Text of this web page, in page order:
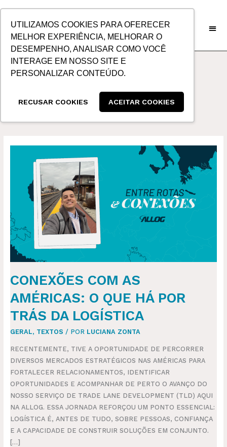
UTILIZAMOS COOKIES PARA OFERECER
MELHOR EXPERIÊNCIA, MELHORAR O
DESEMPENHO, ANALISAR COMO VOCÊ
INTERAGE EM NOSSO SITE E
PERSONALIZAR CONTEÚDO.
RECUSAR COOKIES ACEITAR COOKIES
CONTEÚDO
TLD
CONEXÕES COM AS
AMÉRICAS: O QUE HÁ POR
TRÁS DA LOGÍSTICA
GERAL, TEXTOS / POR LUCIANA ZONTA
RECENTEMENTE, TIVE A OPORTUNIDADE DE PERCORRER
DIVERSOS MERCADOS ESTRATÉGICOS NAS AMÉRICAS PARA
FORTALECER RELACIONAMENTOS, IDENTIFICAR
OPORTUNIDADES E ACOMPANHAR DE PERTO O AVANÇO DO
NOSSO SERVIÇO DE TRADE LANE DEVELOPMENT (TLD) AQUI
NA ALLOG. ESSA JORNADA REFORÇOU UM PONTO ESSENCIAL:
LOGÍSTICA É, ANTES DE TUDO, SOBRE PESSOAS, CONFIANÇA
E A CAPACIDADE DE CONSTRUIR SOLUÇÕES EM CONJUNTO.
[…]
AMÉRICAS:
HÁ
POR
TRÁS
DA